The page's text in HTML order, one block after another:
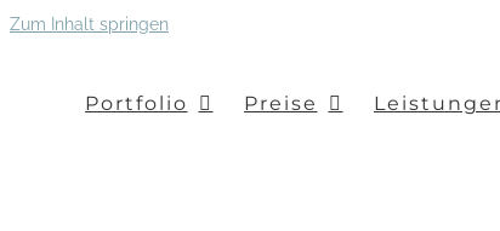
Zum Inhalt springen
Portfolio Preise